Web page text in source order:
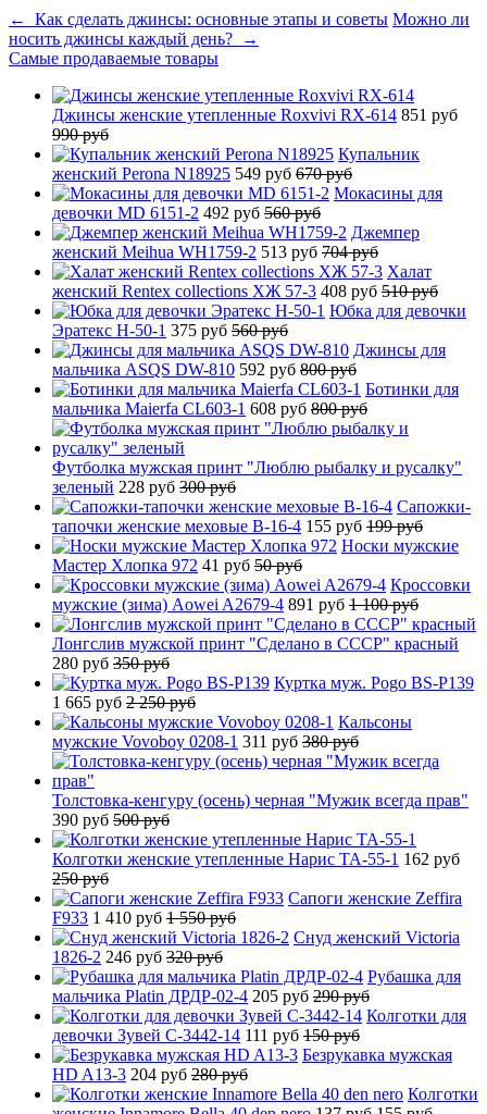
← Как сделать джинсы: основные этапы и советы Можно ли
носить джинсы каждый день? →
Самые продаваемые товары
Джинсы женские утепленные Roxvivi RX-614 851 руб
990 руб
Купальник
женский Perona N18925 549 руб 670 руб
Мокасины для
девочки MD 6151-2 492 руб 560 руб
Джемпер
женский Meihua WH1759-2 513 руб 704 руб
Халат
женский Rentex collections ХЖ 57-3 408 руб 510 руб
Юбка для девочки
Эратекс H-50-1 375 руб 560 руб
Джинсы для
мальчика ASQS DW-810 592 руб 800 руб
Ботинки для
мальчика Maierfa CL603-1 608 руб 800 руб
Футболка мужская принт "Люблю рыбалку и русалку"
зеленый 228 руб 300 руб
Сапожки-
тапочки женские меховые B-16-4 155 руб 199 руб
Носки мужские
Мастер Хлопка 972 41 руб 50 руб
Кроссовки
мужские (зима) Aowei A2679-4 891 руб 1 100 руб
Лонгслив мужской принт "Сделано в СССР" красный
280 руб 350 руб
Куртка муж. Pogo BS-P139
1 665 руб 2 250 руб
Кальсоны
мужские Vovoboy 0208-1 311 руб 380 руб
Толстовка-кенгуру (осень) черная "Мужик всегда прав"
390 руб 500 руб
Колготки женские утепленные Нарис TA-55-1 162 руб
250 руб
Сапоги женские Zeffira
F933 1 410 руб 1 550 руб
Снуд женский Victoria
1826-2 246 руб 320 руб
Рубашка для
мальчика Platin ДРДР-02-4 205 руб 290 руб
Колготки для
девочки Зувей C-3442-14 111 руб 150 руб
Безрукавка мужская
HD A13-3 204 руб 280 руб
Колготки